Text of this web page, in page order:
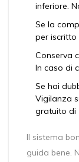
inferiore.
Se la
per iscritto
Conserva
In caso di
Se hai
Vigilanza
gratuito di
Il sistema
guida bene.